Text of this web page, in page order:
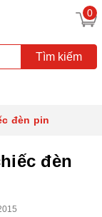
0
Tìm kiếm
đèn pin
đèn